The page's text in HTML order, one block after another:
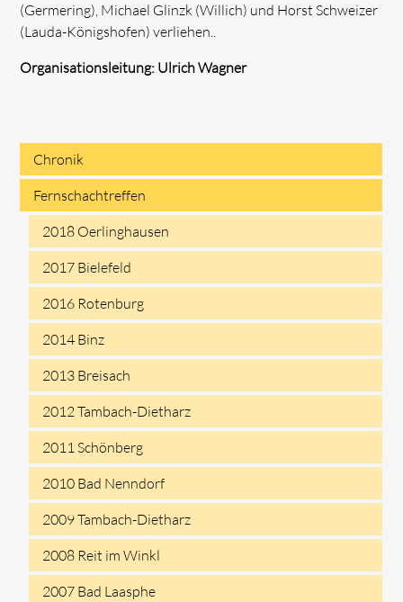
(Germering), Michael Glinzk (Willich) und Horst Schweizer
(Lauda-Königshofen) verliehen..
Organisationsleitung: Ulrich Wagner
Navigation
überspringen
Chronik
Fernschachtreffen
2018 Oerlinghausen
2017 Bielefeld
2016 Rotenburg
2014 Binz
2013 Breisach
2012 Tambach-Dietharz
2011 Schönberg
2010 Bad Nenndorf
2009 Tambach-Dietharz
2008 Reit im Winkl
2007 Bad Laasphe